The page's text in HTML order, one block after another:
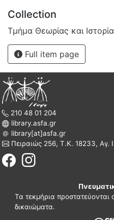
Collection
Τμήμα Θεωρίας και
Full item page
210 48 01 204
library.asfa.gr
library[at]asfa.gr
Πειραιώς 256, Τ.Κ. 18233, Αγ.
Τα τεκμήρια προστατεύονται
δικαιώματα.